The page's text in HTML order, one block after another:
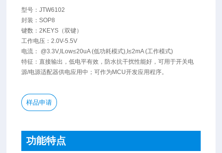
型号：JTW6102
封装：SOP8
键数：2KEYS（双键）
工作电压：2.0V-5.5V
电流： @3.3V,ILow≤20uA (低功耗模式),I≤2mA (工作模式)
特征：直接输出，低电平有效，防水抗干扰性能好，可用于开关电
源/电源适配器供电应用中；可作为MCU开发应用程序。
样品申请
功能特点